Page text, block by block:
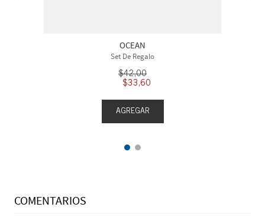
OCEAN
Set De Regalo
$42,00
$33,60
AGREGAR
COMENTARIOS